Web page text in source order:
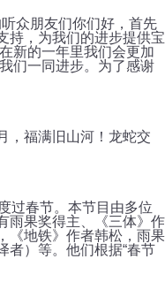
众朋友们你们好，首先
持，为我们的进步提供宝
新的一年里我们会更加
们一同进步。为了感谢
，福满旧山河！龙蛇交
过春节。本节目由多位
雨果奖得主、《三体》作
《地铁》作者韩松，雨果
者）等。他们根据“春节